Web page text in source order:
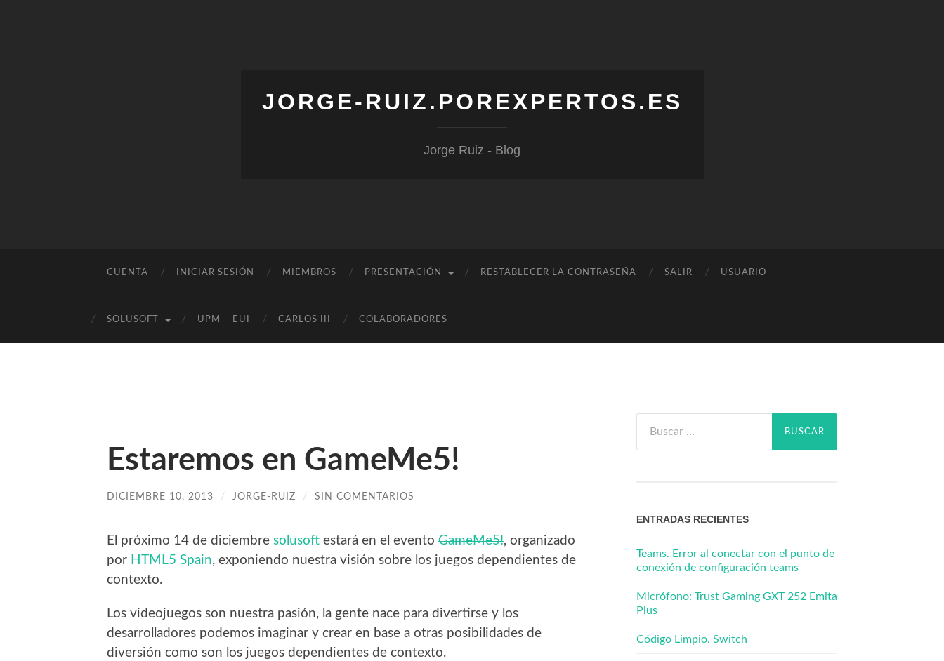
JORGE-RUIZ.POREXPERTOS.ES
Jorge Ruiz - Blog
CUENTA INICIAR SESIÓN MIEMBROS PRESENTACIÓN RESTABLECER LA CONTRASEÑA SALIR USUARIO
SOLUSOFT UPM – EUI CARLOS III COLABORADORES
Estaremos en GameMe5!
DICIEMBRE 10, 2013 / JORGE-RUIZ / SIN COMENTARIOS
El próximo 14 de diciembre solusoft estará en el evento GameMe5!, organizado
por HTML5 Spain, exponiendo nuestra visión sobre los juegos dependientes de
contexto.
Los videojuegos son nuestra pasión, la gente nace para divertirse y los
desarrolladores podemos imaginar y crear en base a otras posibilidades de
diversión como son los juegos dependientes de contexto.
ENTRADAS RECIENTES
Teams. Error al conectar con el punto de
conexión de configuración teams
Micrófono: Trust Gaming GXT 252 Emita
Plus
Código Limpio. Switch